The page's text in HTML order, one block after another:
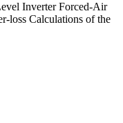
Inverter Forced-Air
loss Calculations of the